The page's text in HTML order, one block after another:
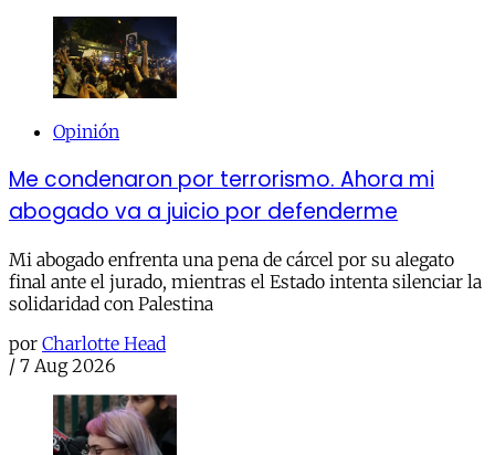
Opinión
Me condenaron por terrorismo. Ahora mi
abogado va a juicio por defenderme
Mi abogado enfrenta una pena de cárcel por su alegato
final ante el jurado, mientras el Estado intenta silenciar la
solidaridad con Palestina
por Charlotte Head
/ 7 Aug 2026